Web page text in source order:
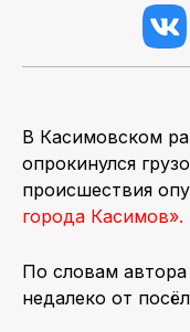
В Касимовском
опрокинулся
происшествия
города Касимов».
По словам автора
недалеко от